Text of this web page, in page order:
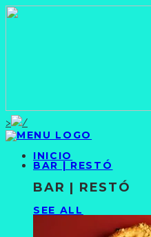
>
INICIO
BAR | RESTÓ
BAR | RESTÓ
SEE ALL